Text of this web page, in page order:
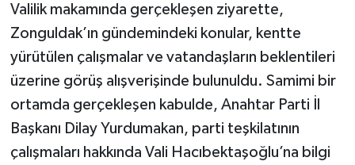
Valilik makamında gerçekleşen ziyarette,
Zonguldak’ın gündemindeki konular, kentte
yürütülen çalışmalar ve vatandaşların beklentileri
üzerine görüş alışverişinde bulunuldu. Samimi bir
ortamda gerçekleşen kabulde, Anahtar Parti İl
Başkanı Dilay Yurdumakan, parti teşkilatının
çalışmaları hakkında Vali Hacıbektaşoğlu’na bilgi